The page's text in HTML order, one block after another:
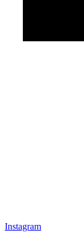
Instagram